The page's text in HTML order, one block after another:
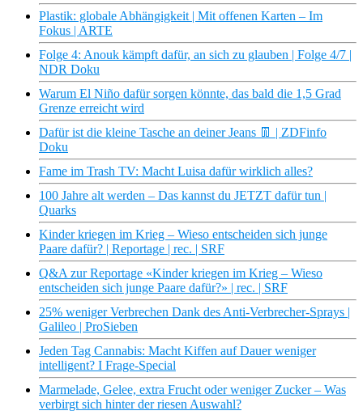
Plastik: globale Abhängigkeit | Mit offenen Karten – Im
Fokus | ARTE
Folge 4: Anouk kämpft dafür, an sich zu glauben | Folge 4/7 |
NDR Doku
Warum El Niño dafür sorgen könnte, das bald die 1,5 Grad
Grenze erreicht wird
Dafür ist die kleine Tasche an deiner Jeans 👖 | ZDFinfo
Doku
Fame im Trash TV: Macht Luisa dafür wirklich alles?
100 Jahre alt werden – Das kannst du JETZT dafür tun |
Quarks
Kinder kriegen im Krieg – Wieso entscheiden sich junge
Paare dafür? | Reportage | rec. | SRF
Q&A zur Reportage «Kinder kriegen im Krieg – Wieso
entscheiden sich junge Paare dafür?» | rec. | SRF
25% weniger Verbrechen Dank des Anti-Verbrecher-Sprays |
Galileo | ProSieben
Jeden Tag Cannabis: Macht Kiffen auf Dauer weniger
intelligent? I Frage-Special
Marmelade, Gelee, extra Frucht oder weniger Zucker – Was
verbirgt sich hinter der riesen Auswahl?